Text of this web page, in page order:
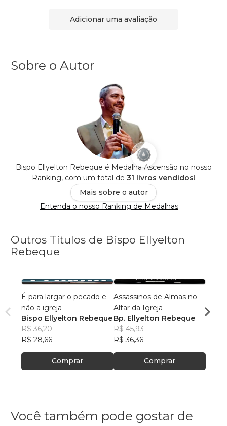
Adicionar uma avaliação
Sobre o Autor
Bispo Ellyelton Rebeque é Medalha Ascensão no nosso
Ranking, com um total de 31 livros vendidos!
Mais sobre o autor
Entenda o nosso Ranking de Medalhas
Outros Títulos de Bispo Ellyelton
Rebeque
É para largar o pecado e
não a igreja
Bispo Ellyelton Rebeque
R$ 36,20
R$ 28,66
Comprar
Assassinos de Almas no
Altar da Igreja
Bp. Ellyelton Rebeque
R$ 45,93
R$ 36,36
Comprar
Bp.
R$
Você também pode gostar de